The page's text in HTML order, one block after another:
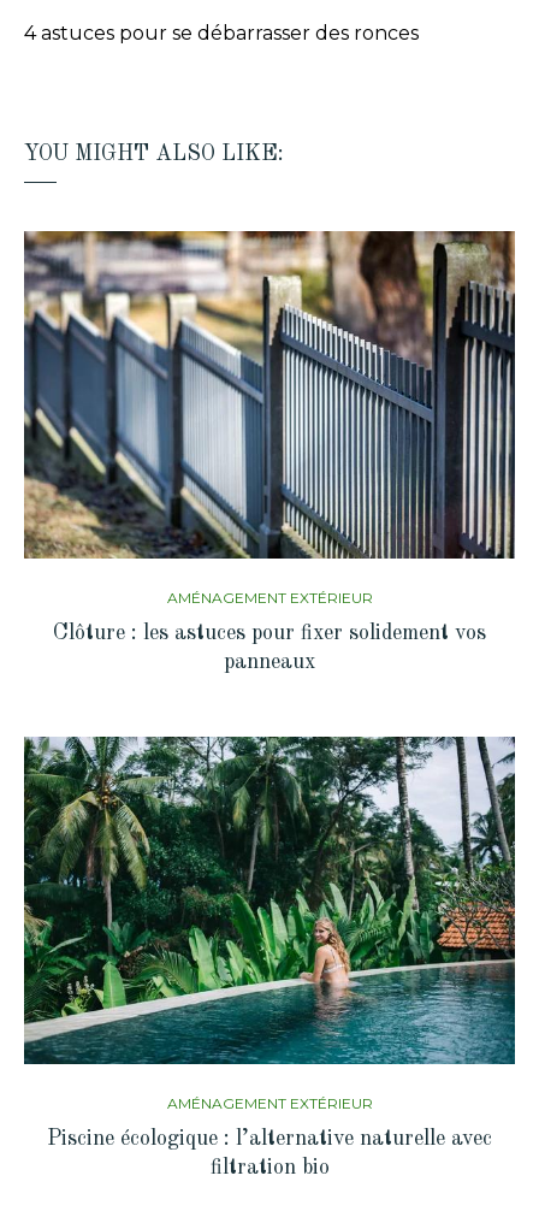
4 astuces pour se débarrasser des ronces
YOU MIGHT ALSO LIKE:
AMÉNAGEMENT EXTÉRIEUR
Clôture : les astuces pour fixer solidement vos
panneaux
AMÉNAGEMENT EXTÉRIEUR
Piscine écologique : l’alternative naturelle avec
filtration bio